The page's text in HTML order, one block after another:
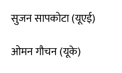
सुजन सापकोटा (यूएई)
ओमन गौचन (यूके)